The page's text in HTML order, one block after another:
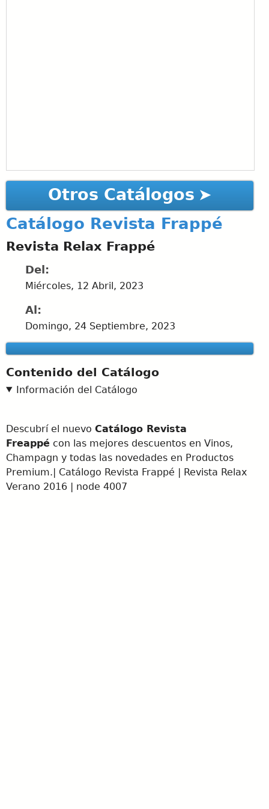
Otros Catálogos
Catálogo Revista Frappé
Revista Relax Frappé
Del:
Miércoles, 12 Abril, 2023
Al:
Domingo, 24 Septiembre, 2023
Contenido del Catálogo
Información del Catálogo
Descubrí el nuevo Catálogo Revista
Freappé con las mejores descuentos en Vinos,
Champagn y todas las novedades en Productos
Premium.| Catálogo Revista Frappé | Revista Relax
Verano 2016 | node 4007